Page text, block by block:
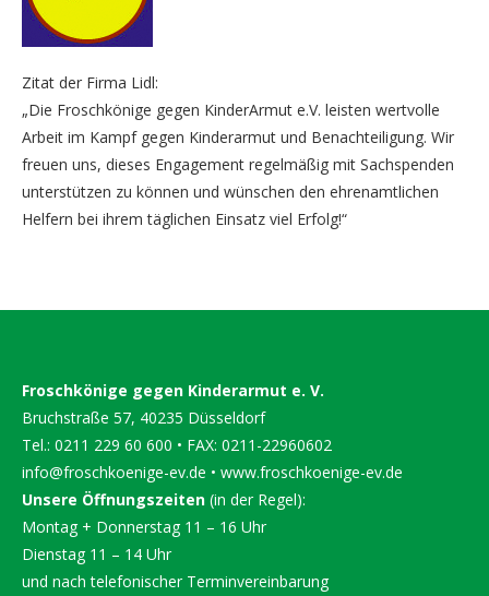
Zitat der Firma Lidl:
„Die Froschkönige gegen KinderArmut e.V. leisten wertvolle
Arbeit im Kampf gegen Kinderarmut und Benachteiligung. Wir
freuen uns, dieses Engagement regelmäßig mit Sachspenden
unterstützen zu können und wünschen den ehrenamtlichen
Helfern bei ihrem täglichen Einsatz viel Erfolg!“
Froschkönige gegen Kinderarmut e. V.
Bruchstraße 57, 40235 Düsseldorf
Tel.: 0211 229 60 600 • FAX: 0211-22960602
info@froschkoenige-ev.de • www.froschkoenige-ev.de
Unsere Öffnungszeiten (in der Regel):
Montag + Donnerstag 11 – 16 Uhr
Dienstag 11 – 14 Uhr
und nach telefonischer Terminvereinbarung